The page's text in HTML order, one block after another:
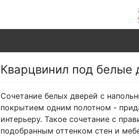
Кварцвинил под белые
Сочетание белых дверей с
покрытием одним полотном -
интерьеру. Такое сочетание с
подобранным оттенком стен и